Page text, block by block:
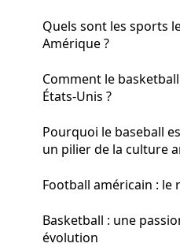
Quels sont les sports
Amérique ?
Comment le
États-Unis ?
Pourquoi le baseball
un pilier de la culture
Football américain : le
Basketball : une
évolution